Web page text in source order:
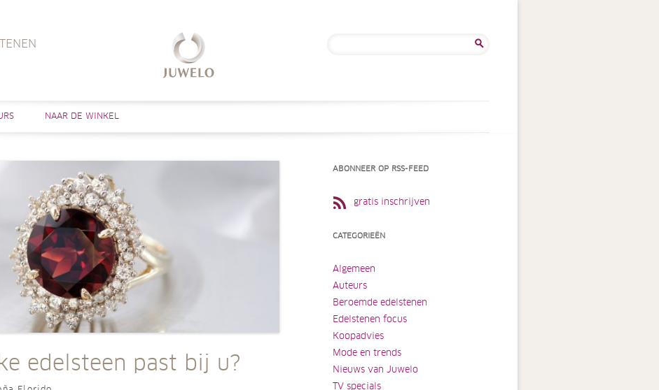
NAAR DE WINKEL
edelsteen past bij u?
ABONNEER OP RSS-FEED
gratis inschrijven
CATEGORIEËN
Algemeen
Auteurs
Beroemde edelstenen
Edelstenen focus
Koopadvies
Mode en trends
Nieuws van Juwelo
TV specials